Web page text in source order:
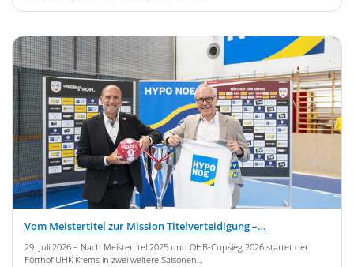
Vom Meistertitel zur Mission Titelverteidigung –…
29. Juli 2026 – Nach Meistertitel 2025 und ÖHB-Cupsieg 2026 startet der
Förthof UHK Krems in zwei weitere Saisonen…